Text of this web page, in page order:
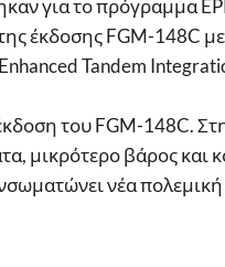
για το πρόγραμμα
έκδοσης FGM-148C με
Tandem
του FGM-148C.
μικρότερο βάρος
νέα